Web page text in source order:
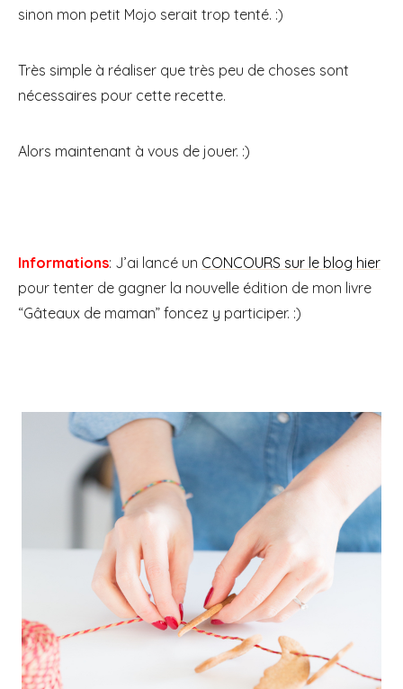
sinon mon petit Mojo serait trop tenté. :)
Très simple à réaliser que très peu de choses sont
nécessaires pour cette recette.
Alors maintenant à vous de jouer. :)
Informations: J’ai lancé un CONCOURS sur le blog hier
pour tenter de gagner la nouvelle édition de mon livre
“Gâteaux de maman” foncez y participer. :)